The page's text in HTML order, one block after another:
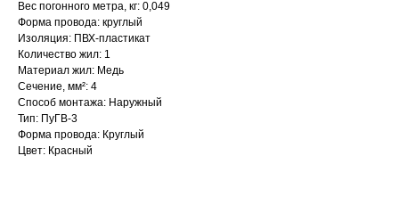
Вес погонного метра, кг: 0,049
Форма провода: круглый
Изоляция: ПВХ-пластикат
Количество жил: 1
Материал жил: Медь
Сечение, мм²: 4
Способ монтажа: Наружный
Тип: ПуГВ-3
Форма провода: Круглый
Цвет: Красный